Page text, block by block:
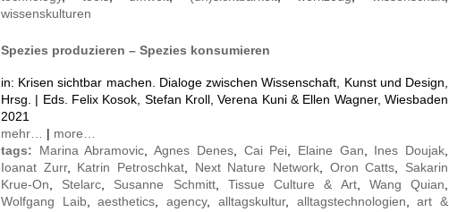
wissenskulturen
Spezies produzieren – Spezies konsumieren
in: Krisen sichtbar machen. Dialoge zwischen Wissenschaft, Kunst und Design,
Hrsg. | Eds. Felix Kosok, Stefan Kroll, Verena Kuni & Ellen Wagner, Wiesbaden
2021
mehr…
| more…
tags: Marina Abramovic ,Agnes Denes, Cai Pei Elaine Gan Ines Doujak
Ioanat Zurr, Katrin Petroschkat Next Nature Network Oron Catts
Sakarin
Krue-On
Stelarc Susanne Schmitt, Tissue Culture & Art, Wang Quian
Wolfgang Laib,aesthetics ,agency, alltagskultur, alltagstechnologien ,art &